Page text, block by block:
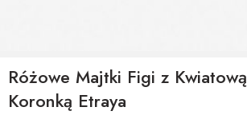
Różowe Majtki Figi z Kwiatową
Koronką Etraya